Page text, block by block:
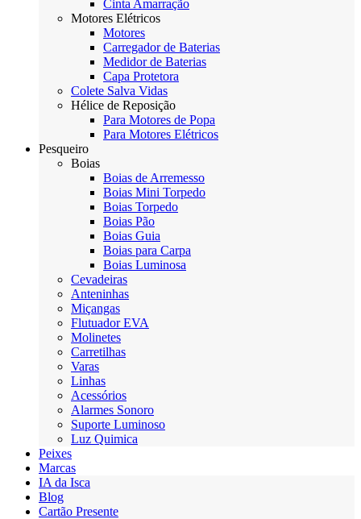
Cinta Amarração
Motores Elétricos
Motores
Carregador de Baterias
Medidor de Baterias
Capa Protetora
Colete Salva Vidas
Hélice de Reposição
Para Motores de Popa
Para Motores Elétricos
Pesqueiro
Boias
Boias de Arremesso
Boias Mini Torpedo
Boias Torpedo
Boias Pão
Boias Guia
Boias para Carpa
Boias Luminosa
Cevadeiras
Anteninhas
Miçangas
Flutuador EVA
Molinetes
Carretilhas
Varas
Linhas
Acessórios
Alarmes Sonoro
Suporte Luminoso
Luz Quimica
Peixes
Marcas
IA da Isca
Blog
Cartão Presente